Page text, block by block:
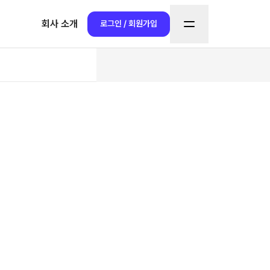
회사 소개 로그인 / 회원가입